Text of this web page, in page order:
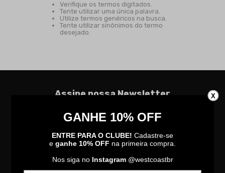
Verifique os termos digitados.
Tente utilizar uma única palavra.
Utilize termos genéricos na busca.
Tente utilizar sinônimos do termo
desejado.
Assine nossa Newsletter
Cadastre seu e-mail em nossa loja e fique por
dentro de todas as novidades e ofertas
exclusivas!
CADASTRAR
X